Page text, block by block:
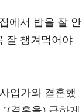
에서 밥을 잘 안
잘 챙겨먹어야
업가와 결혼했